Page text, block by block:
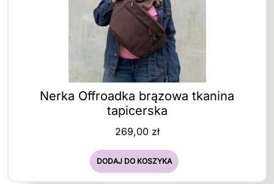
Nerka Offroadka brązowa tkanina
tapicerska
269,00 zł
DODAJ DO KOSZYKA